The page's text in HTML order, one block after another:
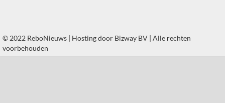
© 2022 ReboNieuws | Hosting door Bizway BV | Alle rechten
voorbehouden